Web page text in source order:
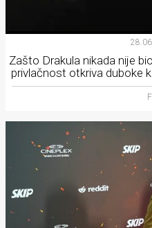
Zašto Drakula nikada nije
privlačnost otkriva duboke